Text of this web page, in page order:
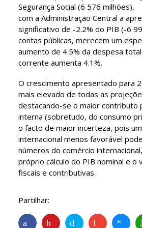
Segurança Social (6 576 milhões),
com a Administração Central a
significativo de -2.2% do PIB (-6
contas públicas, merecem um
aumento de 4.5% da despesa
corrente aumenta 4.1%.
O crescimento apresentado para
mais elevado de todas as
destacando-se o maior contributo
interna (sobretudo, do consumo
o facto de maior incerteza, pois
internacional menos favorável
números do comércio
próprio cálculo do PIB nominal e o
fiscais e contributivas.
Partilhar:
FacebookPinterestTwitterGoogle+